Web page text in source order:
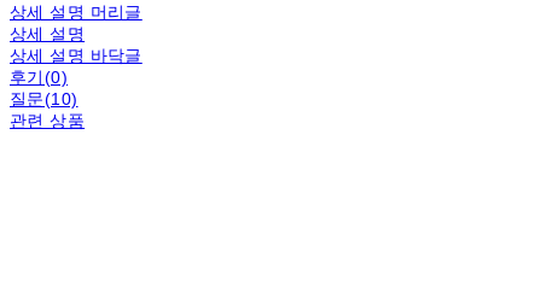
상세 설명 머리글
상세 설명
상세 설명 바닥글
후기(0)
질문(10)
관련 상품